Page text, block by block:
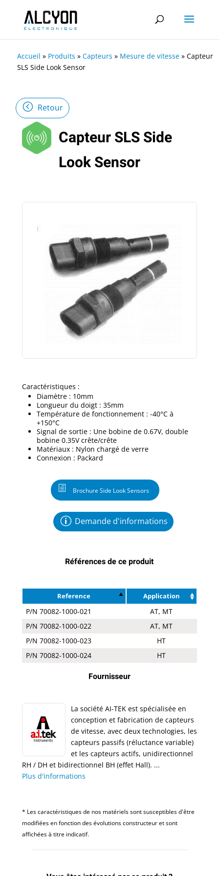
Accueil » Produits » Capteurs » Mesure de vitesse » Capteur
SLS Side Look Sensor
Retour
Capteur SLS Side
Look Sensor
Caractéristiques :
Diamètre : 10mm
Longueur du doigt : 35mm
Température de fonctionnement : -40°C à
+150°C
Signal de sortie : Une bobine de 0.67V, double
bobine 0.35V crête/crête
Matériaux : Nylon chargé de verre
Connexion : Packard
Brochure Side Look Sensors
Demande d'informations
Références de ce produit
Reference Application
P/N 70082-1000-021
AT, MT
P/N 70082-1000-022
AT, MT
P/N 70082-1000-023
HT
P/N 70082-1000-024
HT
Fournisseur
La société AI-TEK est spécialisée en
conception et fabrication de capteurs
de vitesse, avec deux technologies, les
capteurs passifs (réluctance variable)
et les capteurs actifs, unidirectionnel
RH / DH et bidirectionnel BH (effet Hall). ...
Plus d'informations
* Les caractéristiques de nos matériels sont susceptibles d'être
modifiées en fonction des évolutions constructeur et sont
affichées à titre indicatif.